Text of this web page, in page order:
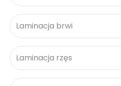
Laminacja brwi
Laminacja rzęs